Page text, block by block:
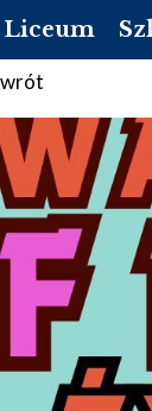
Liceum
OFERTA
REKRUTACJA
DOKUMENTY
LISTA
LISTA
LISTA
LISTA